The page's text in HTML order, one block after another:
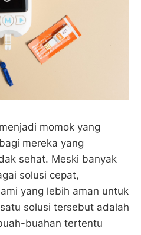
momok yang
mereka yang
sehat. Meski banyak
solusi cepat,
yang lebih aman untuk
solusi tersebut adalah
buahan tertentu